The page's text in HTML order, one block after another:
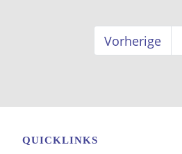
Vorherige
QUICKLINKS